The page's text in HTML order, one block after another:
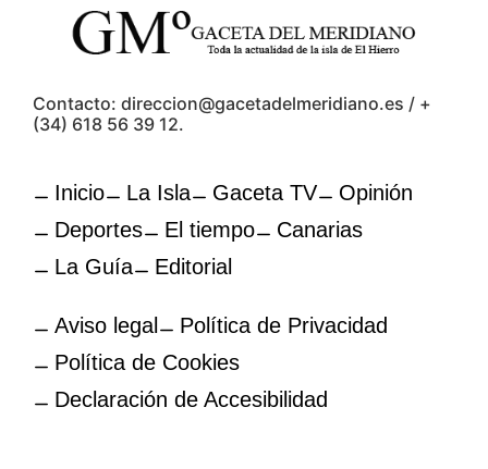
Contacto: direccion@gacetadelmeridiano.es / +
(34) 618 56 39 12.
Inicio La Isla Gaceta TV
Opinión
Deportes
El tiempo
Canarias
La Guía
Editorial
Aviso legal
Política de Privacidad
Política de Cookies
Declaración de Accesibilidad